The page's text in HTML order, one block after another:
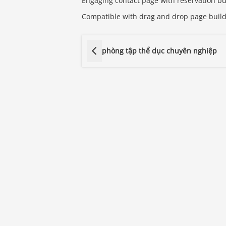
Compatible with drag and drop page
phòng tập thể dục chuyên nghiệp